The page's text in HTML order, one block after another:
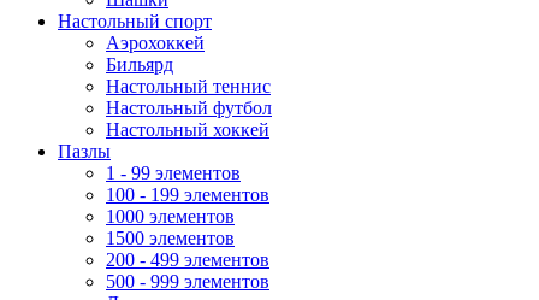
Настольный спорт
Аэрохоккей
Бильярд
Настольный теннис
Настольный футбол
Настольный хоккей
Пазлы
1 - 99 элементов
100 - 199 элементов
1000 элементов
1500 элементов
200 - 499 элементов
500 - 999 элементов